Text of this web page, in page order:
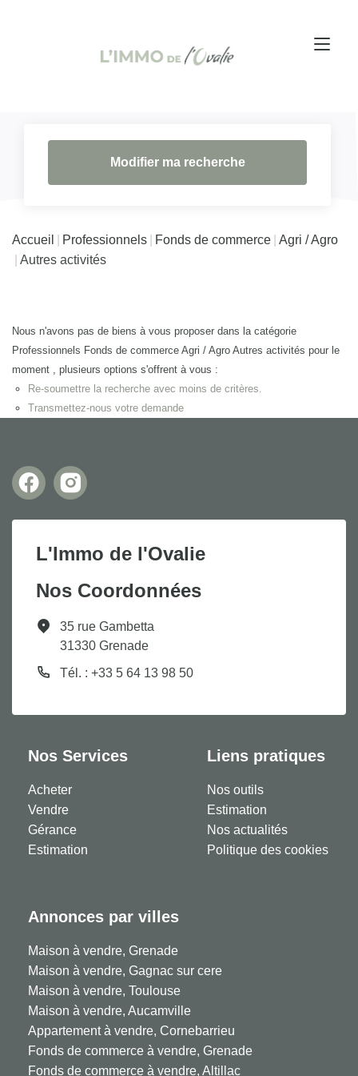
Modifier ma recherche
Accueil Professionnels Fonds de commerce Agri / Agro
Autres activités
Nous n'avons pas de biens à vous proposer dans la catégorie
Professionnels Fonds de commerce Agri / Agro Autres activités pour le
moment , plusieurs options s'offrent à vous :
Re-soumettre la recherche avec moins de critères.
Transmettez-nous votre demande
L'Immo de l'Ovalie
Nos Coordonnées
35 rue Gambetta
31330 Grenade
Tél. : +33 5 64 13 98 50
Nos Services
Acheter
Vendre
Gérance
Estimation
Liens pratiques
Nos outils
Estimation
Nos actualités
Politique des cookies
Annonces par villes
Maison à vendre, Grenade
Maison à vendre, Gagnac sur cere
Maison à vendre, Toulouse
Maison à vendre, Aucamville
Appartement à vendre, Cornebarrieu
Fonds de commerce à vendre, Grenade
Fonds de commerce à vendre, Altillac